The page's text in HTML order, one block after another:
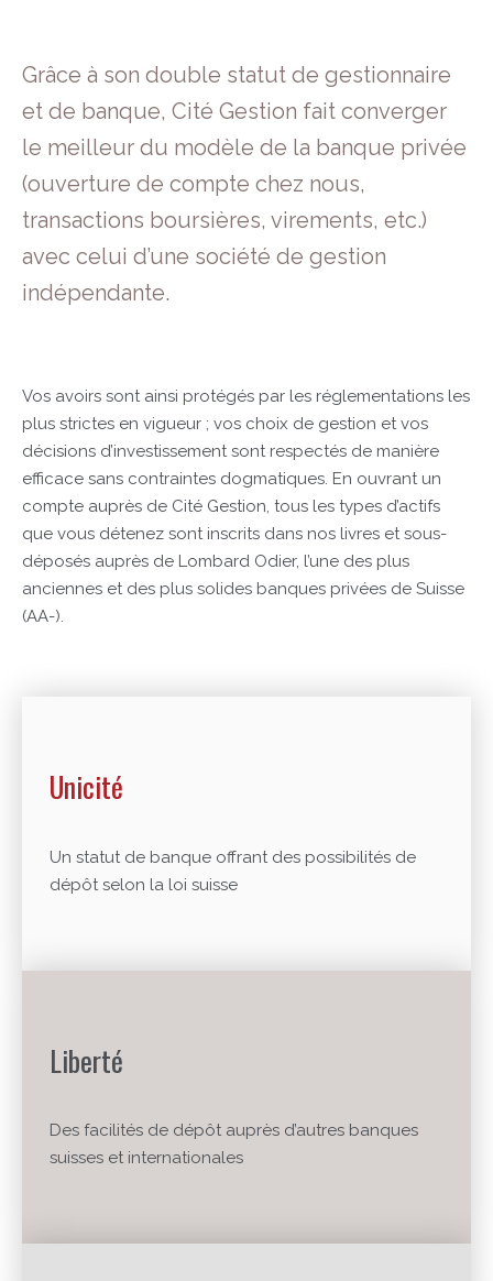
Grâce à son double statut de gestionnaire
et de banque, Cité Gestion fait converger
le meilleur du modèle de la banque privée
(ouverture de compte chez nous,
transactions boursières, virements, etc.)
avec celui d’une société de gestion
indépendante.
Vos avoirs sont ainsi protégés par les réglementations les
plus strictes en vigueur ; vos choix de gestion et vos
décisions d’investissement sont respectés de manière
efficace sans contraintes dogmatiques. En ouvrant un
compte auprès de Cité Gestion, tous les types d’actifs
que vous détenez sont inscrits dans nos livres et sous-
déposés auprès de Lombard Odier, l’une des plus
anciennes et des plus solides banques privées de Suisse
(AA-).
Unicité
Un statut de banque offrant des possibilités de
dépôt selon la loi suisse
Liberté
Des facilités de dépôt auprès d’autres banques
suisses et internationales